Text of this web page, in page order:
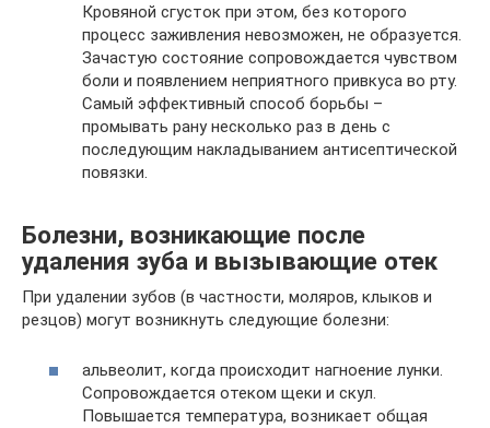
Кровяной сгусток при этом, без которого
процесс заживления невозможен, не образуется.
Зачастую состояние сопровождается чувством
боли и появлением неприятного привкуса во рту.
Самый эффективный способ борьбы –
промывать рану несколько раз в день с
последующим накладыванием антисептической
повязки.
Болезни, возникающие после
удаления зуба и вызывающие отек
При удалении зубов (в частности, моляров, клыков и
резцов) могут возникнуть следующие болезни:
альвеолит, когда происходит нагноение лунки.
Сопровождается отеком щеки и скул.
Повышается температура, возникает общая